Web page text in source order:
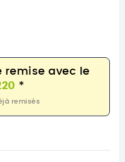
remise avec le
*
remisés